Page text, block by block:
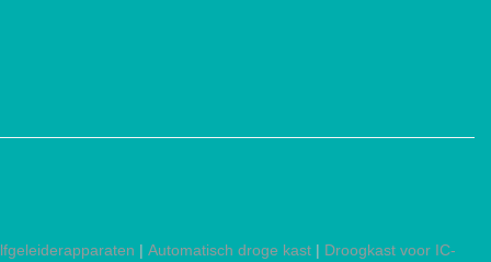
| Automatisch droge kast | Droogkast voor IC-